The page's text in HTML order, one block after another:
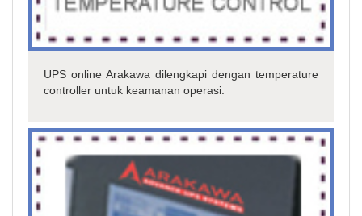
UPS online Arakawa dilengkapi dengan temperature
controller untuk keamanan operasi.